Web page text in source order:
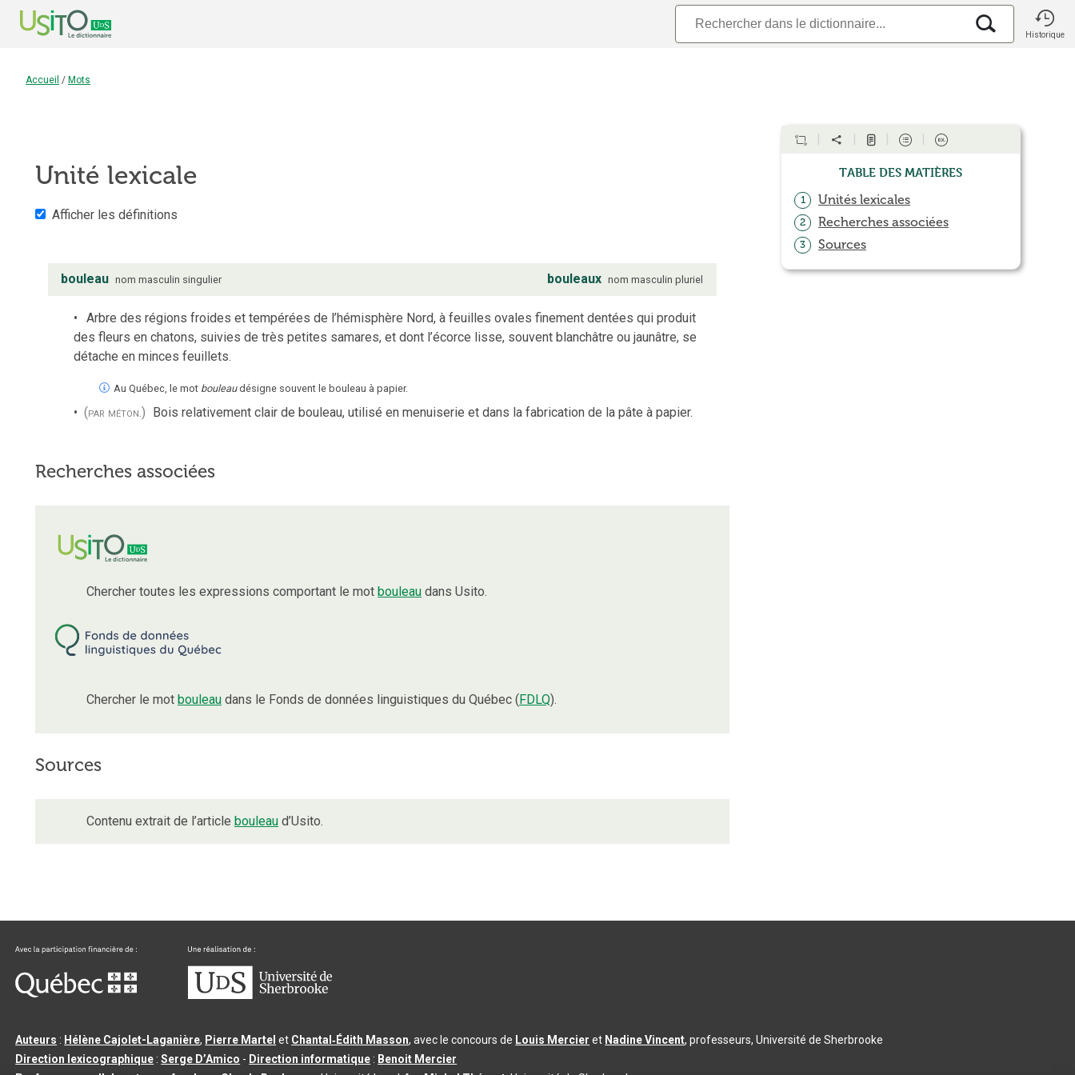
Historique
Accueil / Mots
Unité lexicale
Afficher les définitions
bouleau nom masculin singulier bouleaux nom masculin pluriel
Arbre des régions froides et tempérées de l’hémisphère Nord, à feuilles ovales finement dentées qui produit
des fleurs en chatons, suivies de très petites samares, et dont l’écorce lisse, souvent blanchâtre ou jaunâtre, se
détache en minces feuillets.
Au Québec, le mot bouleau désigne souvent le bouleau à papier.
(par méton.) Bois relativement clair de bouleau, utilisé en menuiserie et dans la fabrication de la pâte à papier.
Recherches associées
Chercher toutes les expressions comportant le mot bouleau dans Usito.
Chercher le mot bouleau dans le Fonds de données linguistiques du Québec (FDLQ).
Sources
Contenu extrait de l’article bouleau d’Usito.
Table des matières
1 Unités lexicales
2 Recherches associées
3 Sources
Auteurs : Hélène Cajolet-Laganière, Pierre Martel et Chantal‑Édith Masson, avec le concours de Louis Mercier et Nadine Vincent, professeurs, Université de Sherbrooke
Direction lexicographique :Serge D’Amico - Direction informatique : Benoit Mercier